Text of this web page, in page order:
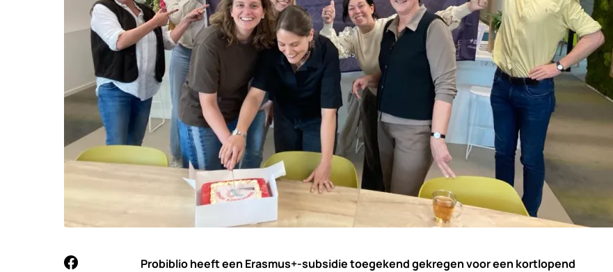
Probiblio heeft een Erasmus+-subsidie toegekend gekregen voor een kortlopend